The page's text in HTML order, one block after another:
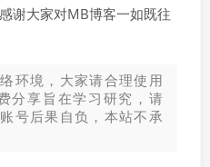
谢大家对MB博客一如既往
环境，大家请合理使用
分享旨在学习研究，请
号后果自负，本站不承